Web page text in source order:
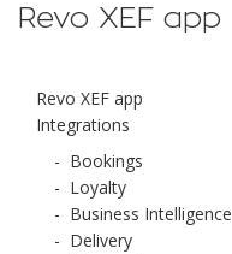
Revo XEF app
Revo XEF app
Integrations
- Bookings
- Loyalty
- Business Intelligence
- Delivery